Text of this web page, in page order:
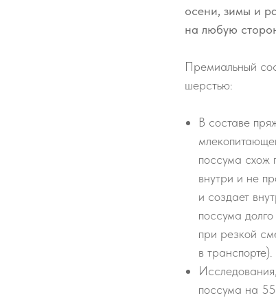
осени, зимы и
на любую
Премиальный
шерстью:
В составе
поссума схож
внутри и не
и создает
поссума
при резкой
в транспорте).
поссума на